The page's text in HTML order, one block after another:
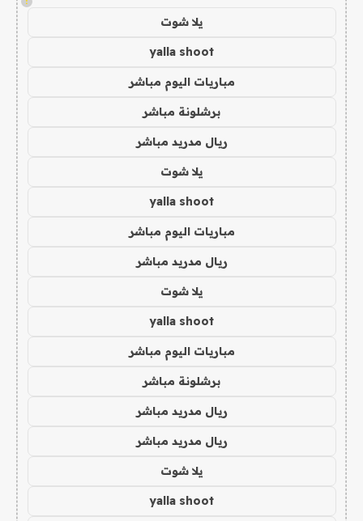
يلا شوت
yalla shoot
مباريات اليوم مباشر
برشلونة مباشر
ريال مدريد مباشر
يلا شوت
yalla shoot
مباريات اليوم مباشر
ريال مدريد مباشر
يلا شوت
yalla shoot
مباريات اليوم مباشر
برشلونة مباشر
ريال مدريد مباشر
ريال مدريد مباشر
يلا شوت
yalla shoot